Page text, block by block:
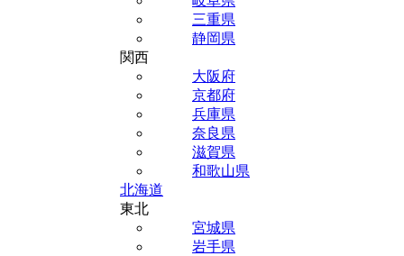
三重県
静岡県
関西
大阪府
京都府
兵庫県
奈良県
滋賀県
和歌山県
北海道
東北
宮城県
岩手県